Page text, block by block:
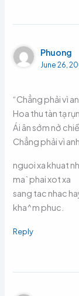
Phuong
June 26,
“Chẳng phải vì
Hoa thu tàn tạ
Ái ân sớm nở
Chẳng phải vì
nguoi xa khuat
ma` phai xot xa
sang tac nhac
kha^m phuc.
Reply